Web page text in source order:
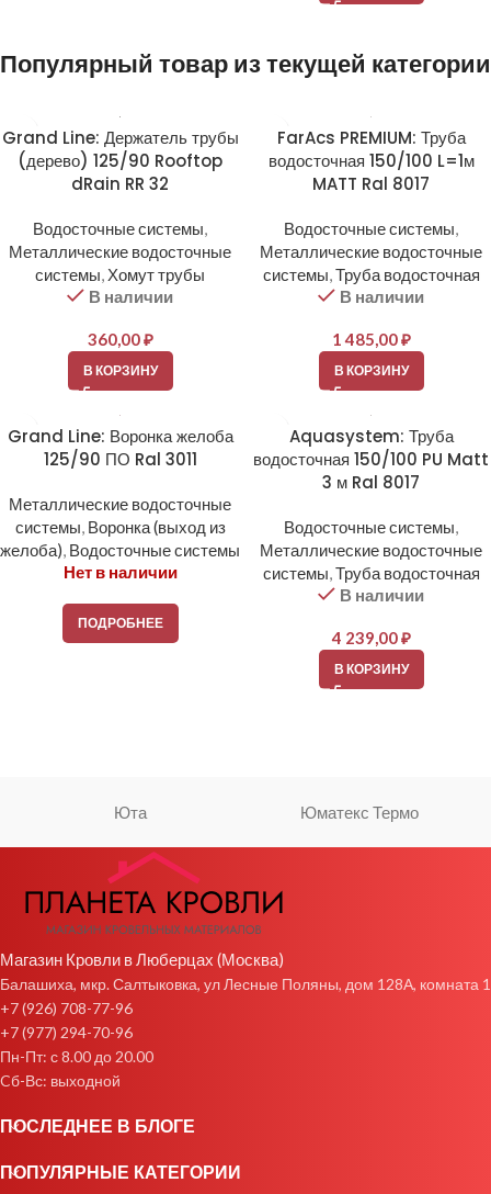
Популярный товар из текущей категории
Grand Line: Держатель трубы
(дерево) 125/90 Rooftop
dRain RR 32
Водосточные системы,
Металлические водосточные
системы, Хомут трубы
В наличии
360,00₽
В КОРЗИНУ
FarAcs PREMIUM: Труба
водосточная 150/100 L=1м
MATT Ral 8017
Водосточные системы,
Металлические водосточные
системы,Труба водосточная
В наличии
1 485,00₽
В КОРЗИНУ
Grand Line: Воронка желоба
125/90 ПО Ral 3011
Металлические водосточные
системы, Воронка (выход из
желоба), Водосточные системы
Нет в наличии
ПОДРОБНЕЕ
Aquasystem: Труба
водосточная 150/100 PU Matt
3 м Ral 8017
Водосточные системы,
Металлические водосточные
системы,Труба водосточная
В наличии
4 239,00₽
В КОРЗИНУ
Юта Юматекс Термо
Магазин Кровли в Люберцах (Москва)
Балашиха, мкр. Салтыковка, ул Лесные Поляны, дом 128А, комната 1
+7 (926) 708-77-96
+7 (977) 294-70-96
Пн-Пт: с 8.00 до 20.00
Cб-Вс: выходной
ПОСЛЕДНЕЕ В БЛОГЕ
ПОПУЛЯРНЫЕ КАТЕГОРИИ